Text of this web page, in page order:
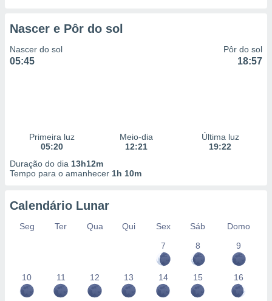
Nascer e Pôr do sol
Nascer do sol
05:45
Pôr do sol
18:57
Primeira luz
05:20
Meio-dia
12:21
Última luz
19:22
Duração do dia 13h12m
Tempo para o amanhecer 1h 10m
Calendário Lunar
Seg Ter Qua Qui Sex Sáb
Domo
7
8 9
10 11 12 13 14 15 16